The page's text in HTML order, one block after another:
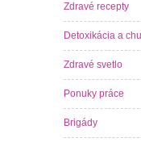
Zdravé recepty
Detoxikácia a
Zdravé svetlo
Ponuky práce
Brigády